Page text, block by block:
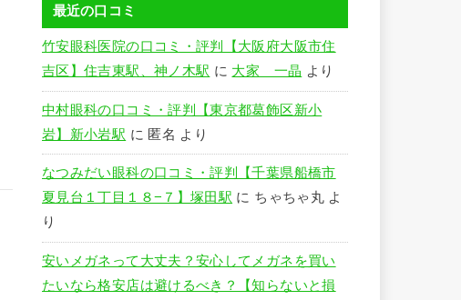
最近の口コミ
竹安眼科医院の口コミ・評判【大阪府大阪市住
吉区】住吉東駅、神ノ木駅 に 大家 一晶 より
中村眼科の口コミ・評判【東京都葛飾区新小
岩】新小岩駅 に 匿名 より
なつみだい眼科の口コミ・評判【千葉県船橋市
夏見台１丁目１８−７】塚田駅 に ちゃちゃ丸 よ
り
安いメガネって大丈夫？安心してメガネを買い
たいなら格安店は避けるべき？【知らないと損